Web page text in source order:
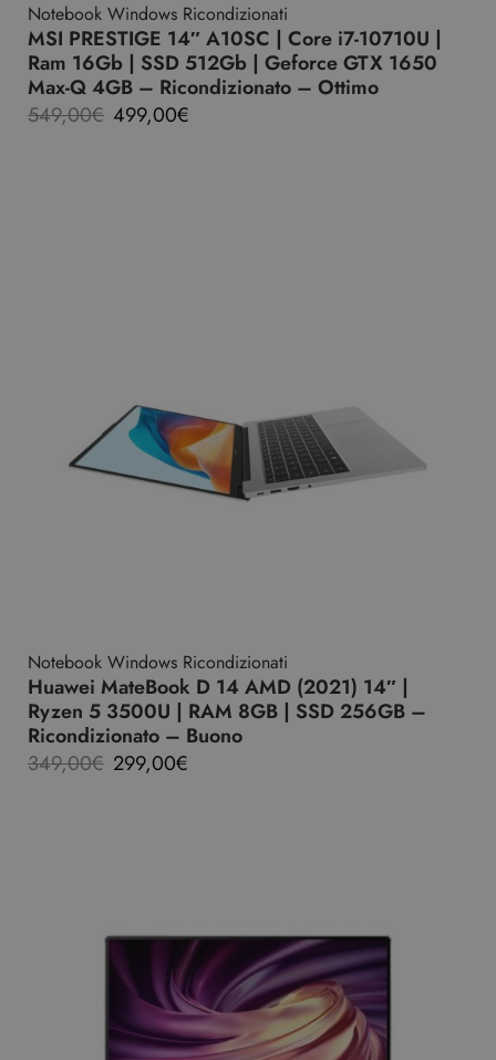
Notebook Windows Ricondizionati
MSI PRESTIGE 14″ A10SC | Core i7-10710U |
Ram 16Gb | SSD 512Gb | Geforce GTX 1650
Max-Q 4GB – Ricondizionato – Ottimo
549,00€ 499,00€
Notebook Windows Ricondizionati
Huawei MateBook D 14 AMD (2021) 14″ |
Ryzen 5 3500U | RAM 8GB | SSD 256GB –
Ricondizionato – Buono
349,00€ 299,00€